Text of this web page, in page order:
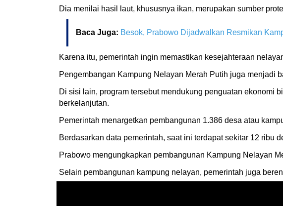
Dia menilai hasil laut, khususnya ikan, merupakan sumber
Baca Juga: Besok, Prabowo Dijadwalkan Resmikan
Karena itu, pemerintah ingin memastikan kesejahteraan
Pengembangan Kampung Nelayan Merah Putih juga menjadi
Di sisi lain, program tersebut mendukung penguatan ekonomi
berkelanjutan.
Pemerintah menargetkan pembangunan 1.386 desa atau
Berdasarkan data pemerintah, saat ini terdapat sekitar 12 ribu
Prabowo mengungkapkan pembangunan Kampung Nelayan
Selain pembangunan kampung nelayan, pemerintah juga